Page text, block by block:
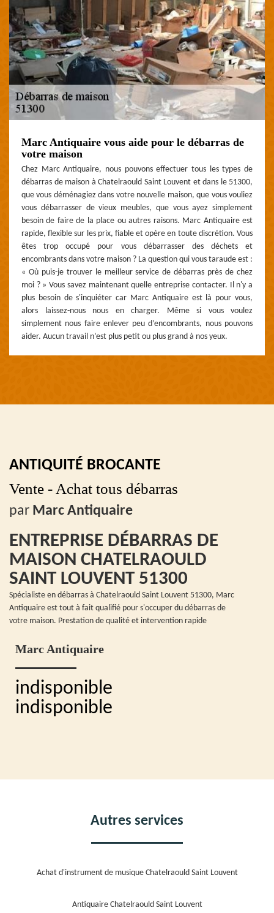
Marc Antiquaire vous aide pour le débarras de
votre maison
Chez Marc Antiquaire, nous pouvons effectuer tous les types de
débarras de maison à Chatelraould Saint Louvent et dans le 51300,
que vous déménagiez dans votre nouvelle maison, que vous vouliez
vous débarrasser de vieux meubles, que vous ayez simplement
besoin de faire de la place ou autres raisons. Marc Antiquaire est
rapide, flexible sur les prix, fiable et opère en toute discrétion. Vous
êtes trop occupé pour vous débarrasser des déchets et
encombrants dans votre maison ? La question qui vous taraude est :
« Où puis-je trouver le meilleur service de débarras près de chez
moi ? » Vous savez maintenant quelle entreprise contacter. Il n'y a
plus besoin de s'inquiéter car Marc Antiquaire est là pour vous,
alors laissez-nous nous en charger. Même si vous voulez
simplement nous faire enlever peu d’encombrants, nous pouvons
aider. Aucun travail n’est plus petit ou plus grand à nos yeux.
ANTIQUITÉ BROCANTE
Vente - Achat tous débarras
par Marc Antiquaire
ENTREPRISE DÉBARRAS DE
MAISON CHATELRAOULD
SAINT LOUVENT 51300
Spécialiste en débarras à Chatelraould Saint Louvent 51300, Marc
Antiquaire est tout à fait qualifié pour s'occuper du débarras de
votre maison. Prestation de qualité et intervention rapide
Marc Antiquaire
indisponible
indisponible
Autres services
Achat d'instrument de musique Chatelraould Saint Louvent
Antiquaire Chatelraould Saint Louvent